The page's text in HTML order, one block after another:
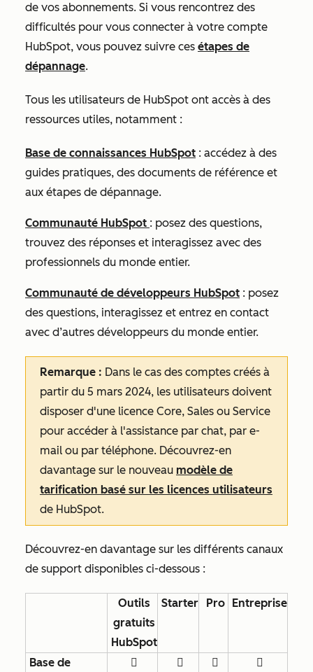
de vos abonnements. Si vous rencontrez des
difficultés pour vous connecter à votre compte
HubSpot, vous pouvez suivre ces étapes de
dépannage.
Tous les utilisateurs de HubSpot ont accès à des
ressources utiles, notamment :
Base de connaissances HubSpot : accédez à des
guides pratiques, des documents de référence et
aux étapes de dépannage.
Communauté HubSpot : posez des questions,
trouvez des réponses et interagissez avec des
professionnels du monde entier.
Communauté de développeurs HubSpot : posez
des questions, interagissez et entrez en contact
avec d’autres développeurs du monde entier.
Remarque : Dans le cas des comptes créés à
partir du 5 mars 2024, les utilisateurs doivent
disposer d'une licence Core, Sales ou Service
pour accéder à l'assistance par chat, par e-
mail ou par téléphone. Découvrez-en
davantage sur le nouveau modèle de
tarification basé sur les licences utilisateurs
de HubSpot.
Découvrez-en davantage sur les différents canaux
de support disponibles ci-dessous :
Outils
gratuits
HubSpot
Starter Pro Entreprise
Base de
   